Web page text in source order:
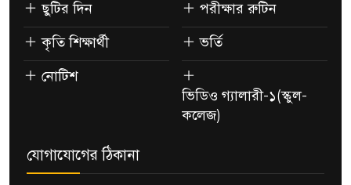
ছুটির দিন
কৃতি শিক্ষার্থী
নোটিশ
পরীক্ষার রুটিন
ভর্তি
ভিডিও গ্যালারী-১(স্কুল-
কলেজ)
যোগাযোগের ঠিকানা